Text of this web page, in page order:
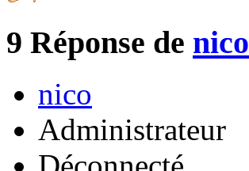
9 Réponse de nico
nico
Administrateur